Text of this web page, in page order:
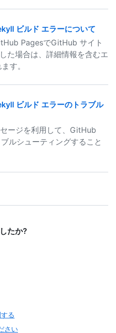
ビルド エラーについて
PagesでGitHub サイト
た場合は、詳細情報を含むエ
す。
ビルド エラーのトラブル
ージを利用して、GitHub
ルシューティングすること
たか?
る
さい